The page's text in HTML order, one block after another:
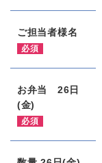
ご担当者様名
必須
お弁当 26日
(金)
必須